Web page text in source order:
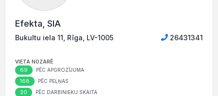
Efekta, SIA
Bukultu iela 11, Rīga, LV-1005 26431341
VIETA NOZARĒ
69 PĒC APGROZĪJUMA
168 PĒC PEĻŅAS
20 PĒC DARBINIEKU SKAITA